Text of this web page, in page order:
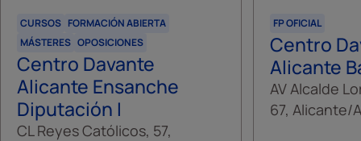
CURSOS FORMACIÓN ABIERTA
MÁSTERES OPOSICIONES
Centro Davante
Alicante Ensanche
Diputación I
CL Reyes Católicos, 57,
FP OFICIAL
Centro
Alicante
AV Alcalde
67, Alicante/